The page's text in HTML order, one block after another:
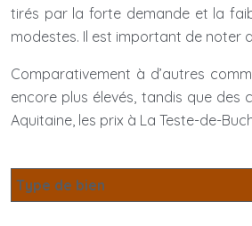
tirés par la forte demande et la
modestes. Il est important de noter
Comparativement à d’autres
encore plus élevés, tandis que des
Aquitaine, les prix à La Teste-de-
Type de bien